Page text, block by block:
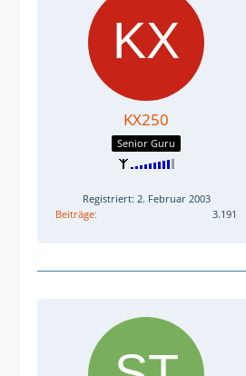
KX250
Senior Guru
Registriert: 2. Februar 2003
Beiträge
3.191